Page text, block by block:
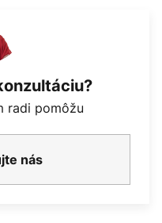
radi pomôžu
nás